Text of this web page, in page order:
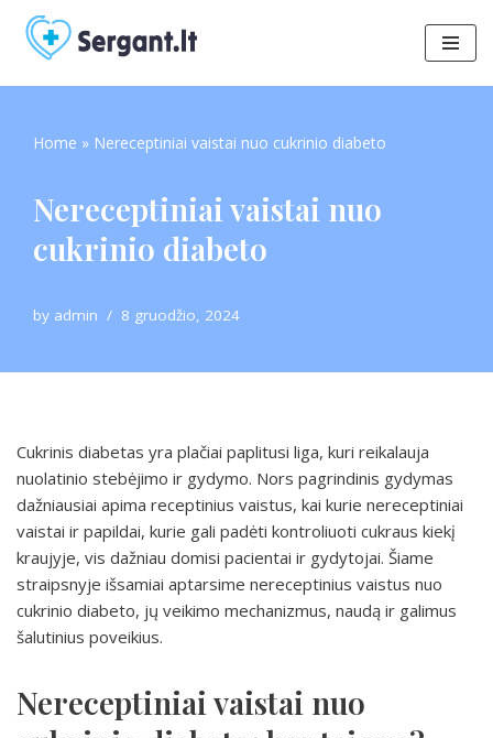
Skip
to
Home » Nereceptiniai vaistai nuo cukrinio diabeto
Nereceptiniai vaistai nuo
cukrinio diabeto
by admin 8 gruodžio, 2024
Cukrinis diabetas yra plačiai paplitusi liga, kuri reikalauja
nuolatinio stebėjimo ir gydymo. Nors pagrindinis gydymas
dažniausiai apima receptinius vaistus, kai kurie nereceptiniai
vaistai ir papildai, kurie gali padėti kontroliuoti cukraus kiekį
kraujyje, vis dažniau domisi pacientai ir gydytojai. Šiame
straipsnyje išsamiai aptarsime nereceptinius vaistus nuo
cukrinio diabeto, jų veikimo mechanizmus, naudą ir galimus
šalutinius poveikius.
Nereceptiniai vaistai nuo